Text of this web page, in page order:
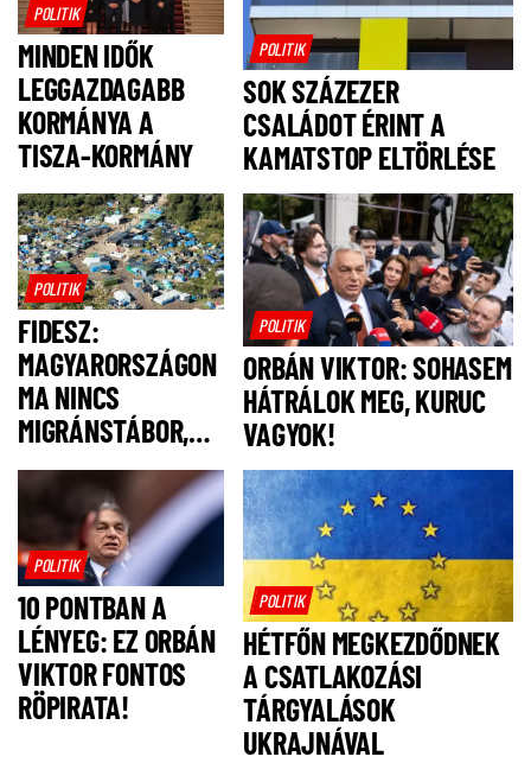
POLITIK
MINDEN IDŐK
LEGGAZDAGABB
KORMÁNYA A
TISZA-KORMÁNY
POLITIK
SOK SZÁZEZER
CSALÁDOT ÉRINT A
KAMATSTOP ELTÖRLÉSE
POLITIK
FIDESZ:
MAGYARORSZÁGON
MA NINCS
MIGRÁNSTÁBOR,
FELSZÓLÍTJUK
MAGYAR PÉTERT,
HOGY NE IS
LEGYEN!
POLITIK
ORBÁN VIKTOR: SOHASEM
HÁTRÁLOK MEG, KURUC
VAGYOK!
POLITIK
10 PONTBAN A
LÉNYEG: EZ ORBÁN
VIKTOR FONTOS
RÖPIRATA!
POLITIK
HÉTFŐN MEGKEZDŐDNEK
A CSATLAKOZÁSI
TÁRGYALÁSOK
UKRAJNÁVAL